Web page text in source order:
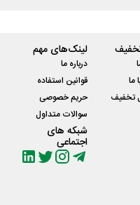
تخفیف
ما
تخفیف
لینک‌های مهم
درباره ما
قوانین استفاده
حریم خصوصی
سوالات متداول
شبکه های
اجتماعی